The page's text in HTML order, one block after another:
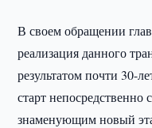
В своем обращении
реализация данного
результатом почти 30-
старт непосредственно
знаменующим новый